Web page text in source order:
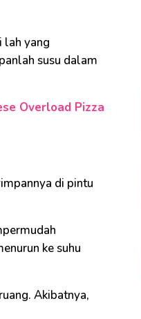
lah yang
susu dalam
Overload Pizza
di pintu
ke suhu
Akibatnya,